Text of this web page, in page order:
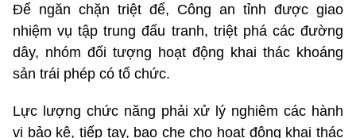
Để ngăn chặn triệt để, Công an tỉnh được giao
nhiệm vụ tập trung đấu tranh, triệt phá các đường
dây, nhóm đối tượng hoạt động khai thác khoáng
sản trái phép có tổ chức.
Lực lượng chức năng phải xử lý nghiêm các hành
vi bảo kê, tiếp tay, bao che cho hoạt động khai thác